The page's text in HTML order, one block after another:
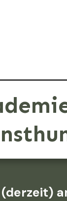
(derzeit)